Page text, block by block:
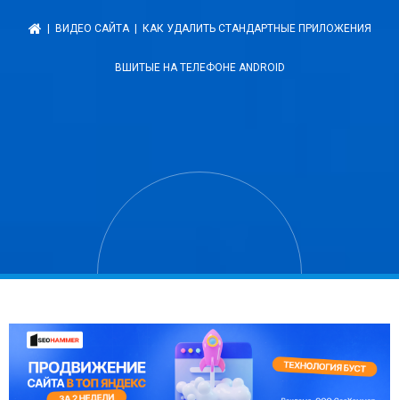
ВИДЕО САЙТА| КАК УДАЛИТЬ СТАНДАРТНЫЕ ПРИЛОЖЕНИЯ
ВШИТЫЕ НА ТЕЛЕФОНЕ ANDROID